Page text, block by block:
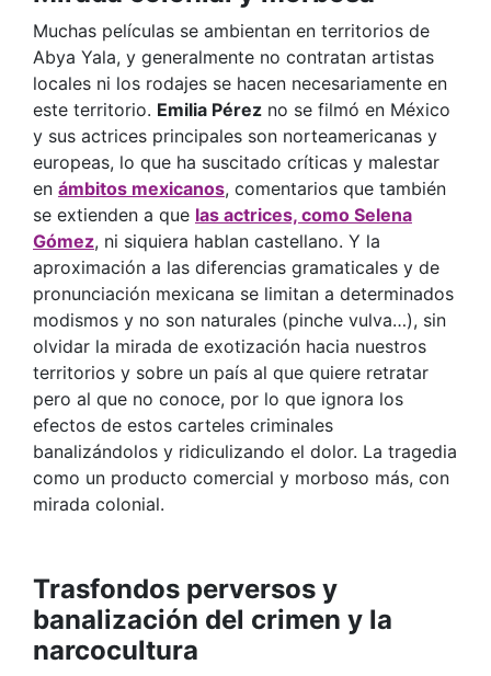
Muchas películas se ambientan en territorios de
Abya Yala, y generalmente no contratan artistas
locales ni los rodajes se hacen necesariamente en
este territorio. Emilia Pérez no se filmó en México
y sus actrices principales son norteamericanas y
europeas, lo que ha suscitado críticas y malestar
en ámbitos mexicanos, comentarios que también
se extienden a que las actrices, como Selena
Gómez, ni siquiera hablan castellano. Y la
aproximación a las diferencias gramaticales y de
pronunciación mexicana se limitan a determinados
modismos y no son naturales (pinche vulva…), sin
olvidar la mirada de exotización hacia nuestros
territorios y sobre un país al que quiere retratar
pero al que no conoce, por lo que ignora los
efectos de estos carteles criminales
banalizándolos y ridiculizando el dolor. La tragedia
como un producto comercial y morboso más, con
mirada colonial.
Trasfondos perversos y
banalización del crimen y la
narcocultura